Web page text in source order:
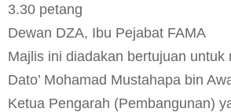
3.30 petang
Dewan DZA, Ibu Pejabat FAMA
Majlis ini diadakan bertujuan untuk
Dato’ Mohamad Mustahapa bin
Ketua Pengarah (Pembangunan)